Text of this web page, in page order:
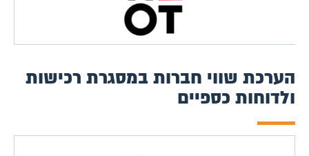
הערכת שווי חברות במסגרת רכישות
ולדוחות כספיים